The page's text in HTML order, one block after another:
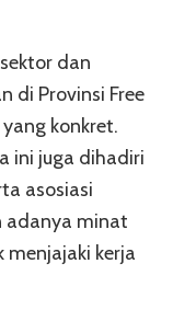
dan
di Provinsi Free
konkret.
ini juga dihadiri
asosiasi
adanya minat
menjajaki kerja